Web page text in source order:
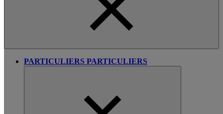
PARTICULIERS PARTICULIERS